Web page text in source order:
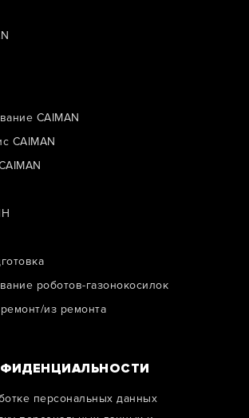
CAIMAN
CAIMAN
роботов-газонокосилок
из ремонта
персональных данных